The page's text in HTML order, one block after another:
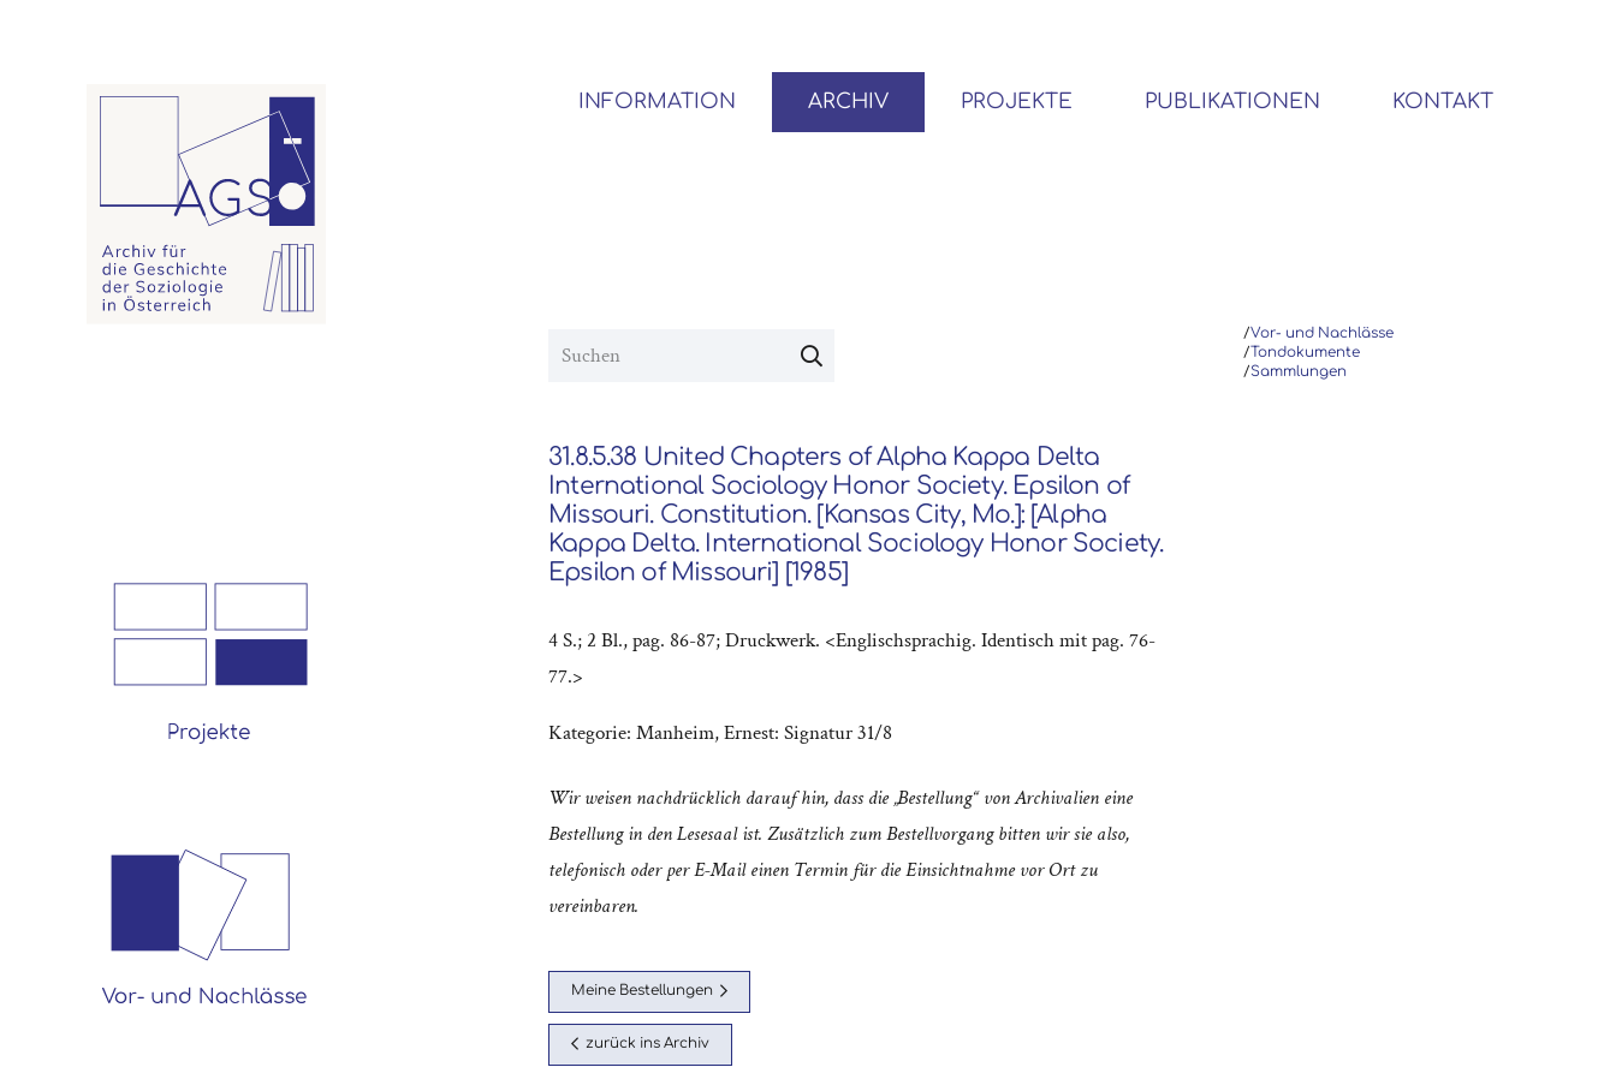
INFORMATION ARCHIV PROJEKTE PUBLIKATIONEN KONTAKT
/Vor- und Nachlässe
/Tondokumente
/Sammlungen
31.8.5.38 United Chapters of Alpha Kappa Delta
International Sociology Honor Society. Epsilon of
Missouri. Constitution. [Kansas City, Mo.]: [Alpha
Kappa Delta. International Sociology Honor Society.
Epsilon of Missouri] [1985]
4 S.; 2 Bl., pag. 86-87; Druckwerk. <Englischsprachig. Identisch mit pag. 76-
77.>
Kategorie: Manheim, Ernest: Signatur 31/8
Wir weisen nachdrücklich darauf hin, dass die „Bestellung“ von Archivalien eine
Bestellung in den Lesesaal ist. Zusätzlich zum Bestellvorgang bitten wir sie also,
telefonisch oder per E-Mail einen Termin für die Einsichtnahme vor Ort zu
vereinbaren.
Meine Bestellungen
zurück ins Archiv